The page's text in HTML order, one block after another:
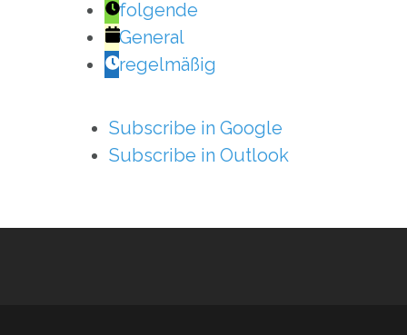
folgende
General
regelmäßig
Subscribe in Google
Subscribe in Outlook